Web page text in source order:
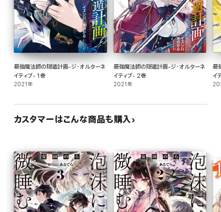
最強魔法師の隠遁計画-ジ・オルターネ
イティブ- 1巻
2021年
最強魔法師の隠遁計画-ジ・オルターネ
イティブ- 2巻
2021年
最
イ
カスタマーはこんな商品も購入